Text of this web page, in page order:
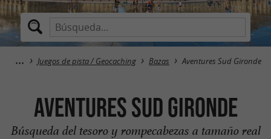
Juegos de pista / Geocaching Bazas Aventures Sud Gironde
Aventures Sud Gironde
Búsqueda del tesoro y rompecabezas a tamaño real